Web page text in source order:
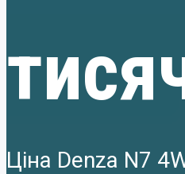
Ціна Denza N7